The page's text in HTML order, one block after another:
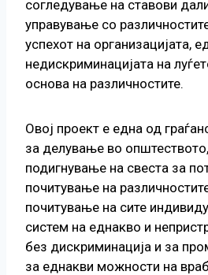
согледување на ставови
управување со
успехот на организацијата,
недискриминацијата на
основа на различностите.
Овој проект е една од
за делување во
подигнување на свеста за
почитување на
почитување на сите
систем на еднакво и
без дискриминација и за
за еднакви можности на